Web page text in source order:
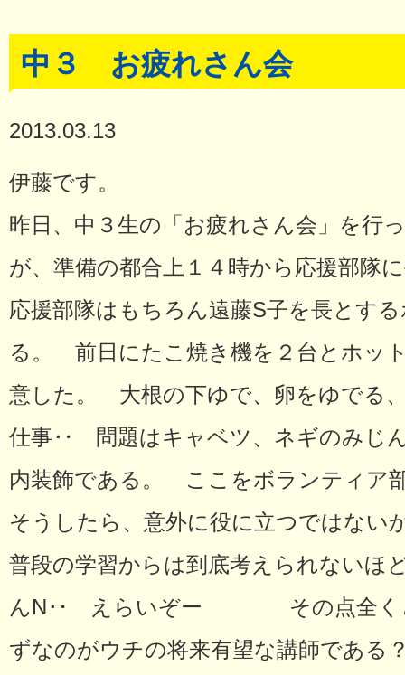
中３ お疲れさん会
2013.03.13
伊藤です。
昨日、中３生の「お疲れさん会」を行
が、準備の都合上１４時から応援部隊
応援部隊はもちろん遠藤S子を長とす
る。 前日にたこ焼き機を２台とホッ
意した。 大根の下ゆで、卵をゆでる
仕事‥ 問題はキャベツ、ネギのみじ
内装飾である。 ここをボランティア
そうしたら、意外に役に立つではな
普段の学習からは到底考えられないほ
んN‥ えらいぞー その点全くと
ずなのがウチの将来有望な講師である